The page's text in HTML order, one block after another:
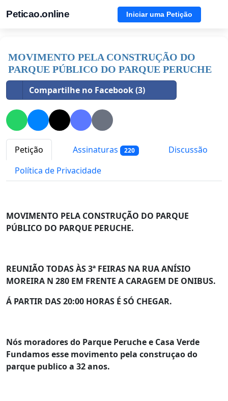
Peticao.online Iniciar uma Petição
MOVIMENTO PELA CONSTRUÇÃO DO
PARQUE PÚBLICO DO PARQUE PERUCHE
Compartilhe no Facebook (3)
Petição Assinaturas 220
Discussão
Política de Privacidade
MOVIMENTO PELA CONSTRUÇÃO DO PARQUE
PÚBLICO DO PARQUE PERUCHE.
REUNIÃO TODAS ÀS 3ª FEIRAS NA RUA ANÍSIO
MOREIRA N 280 EM FRENTE A CARAGEM DE ONIBUS.
Á PARTIR DAS 20:00 HORAS É SÓ CHEGAR.
Nós moradores do Parque Peruche e Casa Verde
Fundamos esse movimento pela construçao do
parque publico a 32 anos.